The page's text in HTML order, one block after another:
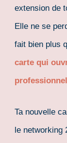
extension de
Elle ne se
fait bien plus
carte qui
Ta nouvelle
le networking